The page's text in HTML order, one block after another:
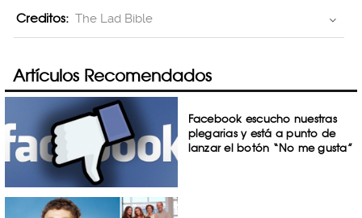
Creditos: The Lad Bible
Artículos Recomendados
Facebook escucho nuestras
plegarias y está a punto de
lanzar el botón “No me gusta”